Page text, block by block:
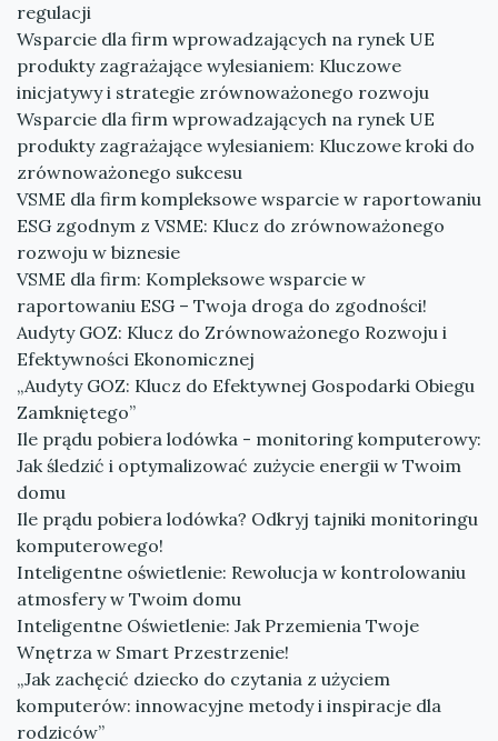
regulacji
Wsparcie dla firm wprowadzających na rynek UE
produkty zagrażające wylesianiem: Kluczowe
inicjatywy i strategie zrównoważonego rozwoju
Wsparcie dla firm wprowadzających na rynek UE
produkty zagrażające wylesianiem: Kluczowe kroki do
zrównoważonego sukcesu
VSME dla firm kompleksowe wsparcie w raportowaniu
ESG zgodnym z VSME: Klucz do zrównoważonego
rozwoju w biznesie
VSME dla firm: Kompleksowe wsparcie w
raportowaniu ESG – Twoja droga do zgodności!
Audyty GOZ: Klucz do Zrównoważonego Rozwoju i
Efektywności Ekonomicznej
„Audyty GOZ: Klucz do Efektywnej Gospodarki Obiegu
Zamkniętego”
Ile prądu pobiera lodówka - monitoring komputerowy:
Jak śledzić i optymalizować zużycie energii w Twoim
domu
Ile prądu pobiera lodówka? Odkryj tajniki monitoringu
komputerowego!
Inteligentne oświetlenie: Rewolucja w kontrolowaniu
atmosfery w Twoim domu
Inteligentne Oświetlenie: Jak Przemienia Twoje
Wnętrza w Smart Przestrzenie!
„Jak zachęcić dziecko do czytania z użyciem
komputerów: innowacyjne metody i inspiracje dla
rodziców”